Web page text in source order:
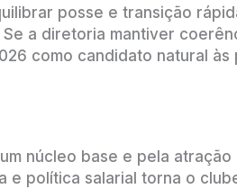
posse e transição
a diretoria mantiver
como candidato natural às
núcleo base e pela
política salarial torna o